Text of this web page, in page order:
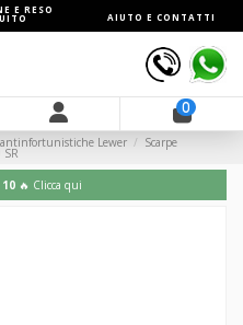
E RESO
AIUTO E CONTATTI
0
antinfortunistiche Lewer Scarpe
🔥 Clicca qui